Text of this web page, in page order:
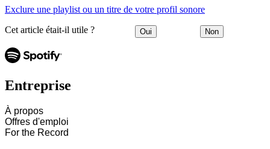
Exclure une playlist ou un titre de votre profil sonore
Cet article était-il utile ? Oui Non
Entreprise
À propos
Offres d'emploi
For the Record